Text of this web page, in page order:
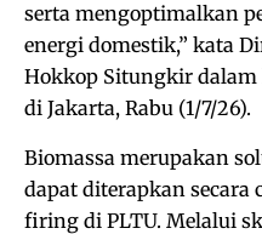
serta mengoptimalkan
energi domestik,” kata
Hokkop Situngkir
di Jakarta, Rabu (1/7/26).
Biomassa merupakan
dapat diterapkan secara
firing di PLTU. Melalui